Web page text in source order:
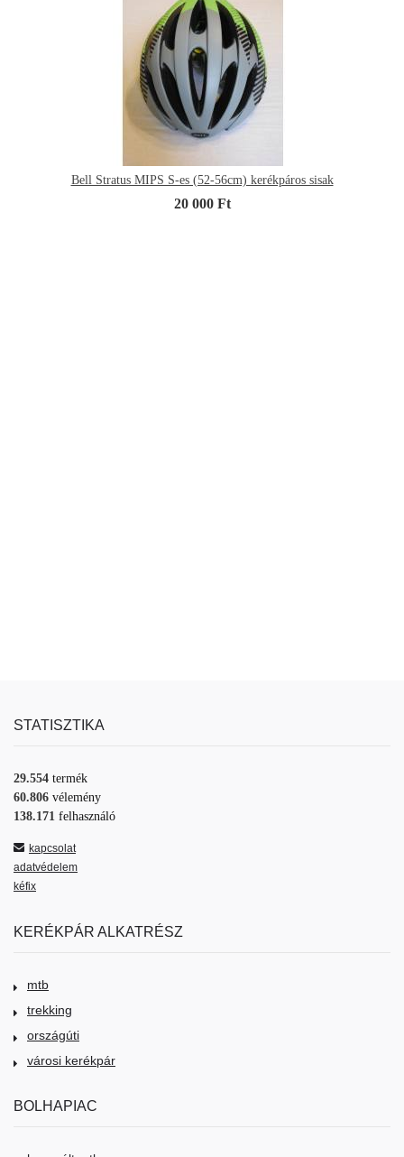
Bell Stratus MIPS S-es (52-56cm) kerékpáros sisak
20 000 Ft
STATISZTIKA
29.554 termék
60.806 vélemény
138.171 felhasználó
kapcsolat
adatvédelem
kéfix
KERÉKPÁR ALKATRÉSZ
mtb
trekking
országúti
városi kerékpár
BOLHAPIAC